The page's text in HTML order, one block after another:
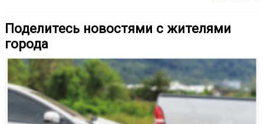
Поделитесь новостями с жителями
города